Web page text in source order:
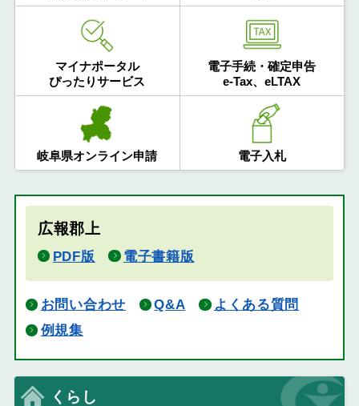
マイナポータル
ぴったりサービス
電子手続・確定申告
e-Tax、eLTAX
岐阜県オンライン申請 電子入札
広報郡上
PDF版 電子書籍版
お問い合わせ Q&A
よくある質問
例規集
くらし